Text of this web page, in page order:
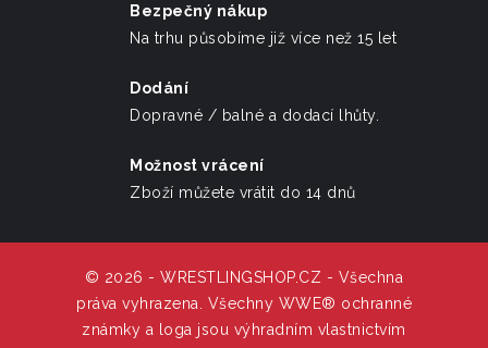
Bezpečný nákup
Na trhu působíme již více než 15 let
Dodání
Dopravné / balné a dodací lhůty.
Možnost vrácení
Zboží můžete vrátit do 14 dnů
© 2026 - WRESTLINGSHOP.CZ - Všechna
práva vyhrazena. Všechny WWE® ochranné
známky a loga jsou výhradním vlastnictvím